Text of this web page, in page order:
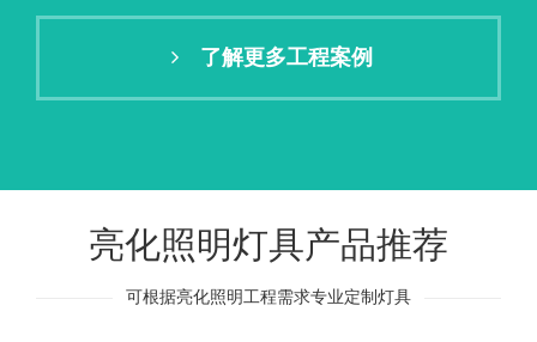
了解更多工程案例
亮化照明灯具产品推荐
可根据亮化照明工程需求专业定制灯具